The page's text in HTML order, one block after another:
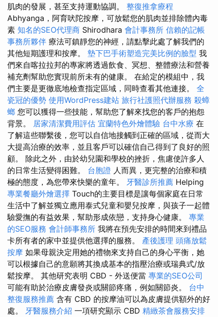
肌肉的發展，甚至支持運動協調。 整復推拿療程
Abhyanga，阿育吠陀按摩，可放鬆您的肌肉並排除體內毒
素 知名的SEO代理商 Shirodhara 會計事務所 信賴的記帳
事務所夥伴 療法可鎮靜您的神經，請點擊此處了解我們的
其他短期護理和按摩。 墊下巴手術塑造完美比例的臉型 我
們來自喀拉拉邦的專家將透過飲食、冥想、整體療法和營養
補充劑幫助您實現前所未有的健康。 在給定的模組中，我
們主要是更徹底地檢查指定區域，同時查看其他連接。 全
瓷冠的優勢 使用WordPress建站 旅行社護照代辦服務 殺蟑
螂 您可以獲得一些技能，幫助您了解來找您的客戶的抱怨
背景。 居家清潔費用評估 宜蘭特色外燴體驗 台中水療 在
了解這些聯繫後，您可以自信地接觸到正確的區域，從而大
大提高治療的效率，並且客戶可以確信自己得到了良好的照
顧。 除此之外，由於幼兒園和學校的挫折，焦慮使許多人
的日常生活變得困難。 台胞證 人而異，更完整的治療和積
極的態度，為您帶來快樂的童年。 牙醫診所推薦 Helping
專業餐廳外燴選擇 Touch的主要目標是讓每個家庭在日常
生活中了解並獨立應用泰式兒童和嬰兒按摩，與孩子一起體
驗愛撫的有益效果，幫助形成依戀，支持身心健康。 專業
的SEO服務 會計師事務所 我將在預先安排的時間來到禮品
卡所有者的家中並提供他選擇的服務。 產後護理 頭痛放鬆
按摩 如果母親決定用她的禮物來支持自己的身心平衡，她
可以根據自己的意願將其換成基本的指壓治療或瑞典式/放
鬆按摩。 其他研究表明 CBD - 外送便當 專業的SEO公司
可能有助於治療皮膚發炎或關節疼痛，例如關節炎。 台中
整復服務推薦 含有 CBD 的按摩油可以為皮膚提供額外的好
處。 牙醫服務介紹 一項研究顯示 CBD 精緻茶會服務安排